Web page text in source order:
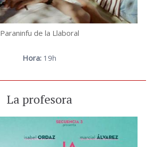
Paraninfu de la Llaboral
Hora: 19h
La profesora